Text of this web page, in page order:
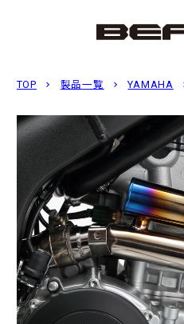
TOP 製品一覧 YAMAHA